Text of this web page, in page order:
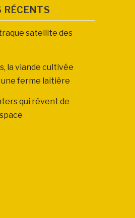
RÉCENTS
satellite des
la viande cultivée
une ferme laitière
qui rêvent de